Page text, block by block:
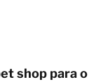
shop para o